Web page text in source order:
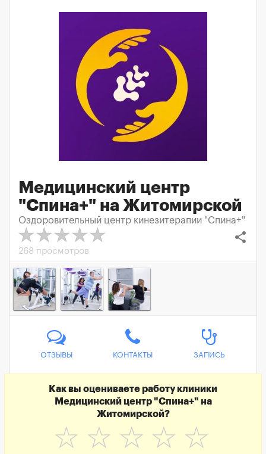
Медицинский центр
"Спина+" на Житомирской
Оздоровительный центр кинезитерапии "Спина+"
share
268 просмотров
ОТЗЫВЫ КОНТАКТЫ ЗАПИСЬ
Как вы оцениваете работу клиники
Медицинский центр "Спина+" на
Житомирской?
☆
☆
☆
☆
☆